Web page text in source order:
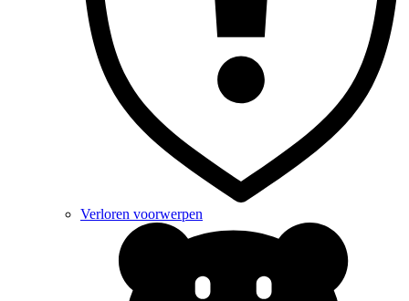
Verloren voorwerpen